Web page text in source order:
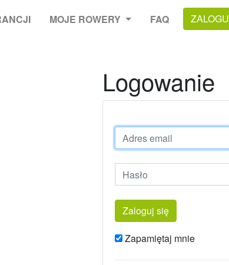
MOJE ROWERY FAQ
Logowanie
Podaj hasło:
Zaloguj się
Zapamiętaj mnie